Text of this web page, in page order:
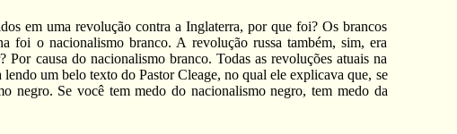
em uma revolução contra a Inglaterra, por que foi? Os brancos
foi o nacionalismo branco. A revolução russa também, sim, era
causa do nacionalismo branco. Todas as revoluções atuais na
um belo texto do Pastor Cleage, no qual ele explicava que, se
negro. Se você tem medo do nacionalismo negro, tem medo da